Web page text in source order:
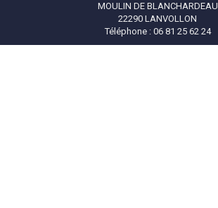
MOULIN DE BLANCHARDEAU
22290 LANVOLLON
Téléphone : 06 81 25 62 24